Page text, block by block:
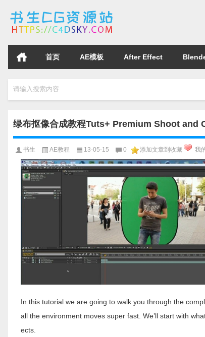
首页 AE模板 After Effect
请输入搜索内容
绿布抠像合成教程Tuts+ Premium Shoot and
书生 AE教程 13-05-15 0 添加文章到收藏 我
In this tutorial we are going to walk you through the
all the environment moves super fast. We’ll start with
ects.